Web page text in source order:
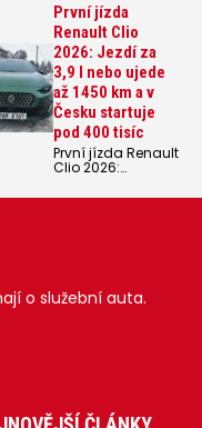
První jízda
Renault Clio
2026: Jezdí za
3,9 l nebo ujede
až 1450 km a v
Česku startuje
pod 400 tisíc
První jízda Renault
Clio 2026:
má někdy pocit, že
dlouhodobě
prodávat už
o služební auta.